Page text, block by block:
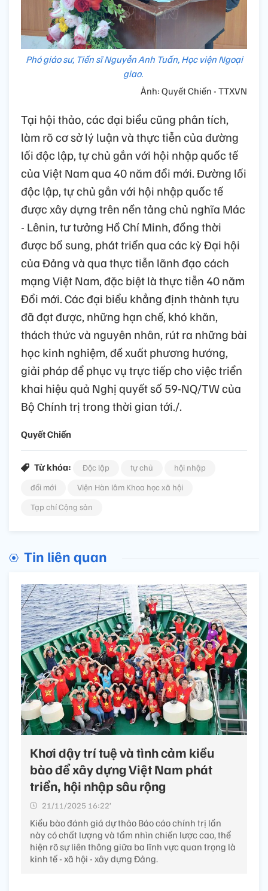
Phó giáo sư, Tiến sĩ Nguyễn Anh Tuấn, Học viện Ngoại
giao.
Ảnh: Quyết Chiến - TTXVN
Tại hội thảo, các đại biểu cũng phân tích,
làm rõ cơ sở lý luận và thực tiễn của đường
lối độc lập, tự chủ gắn với hội nhập quốc tế
của Việt Nam qua 40 năm đổi mới. Đường lối
độc lập, tự chủ gắn với hội nhập quốc tế
được xây dựng trên nền tảng chủ nghĩa Mác
- Lênin, tư tưởng Hồ Chí Minh, đồng thời
được bổ sung, phát triển qua các kỳ Đại hội
của Đảng và qua thực tiễn lãnh đạo cách
mạng Việt Nam, đặc biệt là thực tiễn 40 năm
Đổi mới. Các đại biểu khẳng định thành tựu
đã đạt được, những hạn chế, khó khăn,
thách thức và nguyên nhân, rút ra những bài
học kinh nghiệm, đề xuất phương hướng,
giải pháp để phục vụ trực tiếp cho việc triển
khai hiệu quả Nghị quyết số 59-NQ/TW của
Bộ Chính trị trong thời gian tới./.
Quyết Chiến
Từ khóa: Độc lập tự chủ
hội nhập
đổi mới
Viện Hàn lâm Khoa học xã hội
Tạp chí Cộng sản
Tin liên quan
Khơi dậy trí tuệ và tình cảm kiều
bào để xây dựng Việt Nam phát
triển, hội nhập sâu rộng
21/11/2025 16:22’
Kiều bào đánh giá dự thảo Báo cáo chính trị lần
này có chất lượng và tầm nhìn chiến lược cao, thể
hiện rõ sự liên thông giữa ba lĩnh vực quan trọng là
kinh tế - xã hội - xây dựng Đảng.